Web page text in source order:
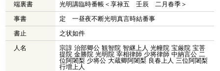
端裏書
光明講臨時番帳＜享禄五 壬辰 二月春季＞
事書
定 一昼夜不断光明真言時結番事
書止
之状如件
人名
宗諄 治部卿公 観智院 智継上人 光幢院 宝厳院 宝菩
提院 金勝院 光明院 宰相律師 少将律師 中納言公 二
位阿闍梨 少将公 大蔵卿阿闍梨 良春上人 三位阿闍梨
行増上人